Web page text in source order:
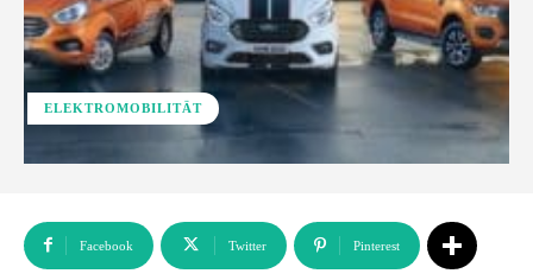
ELEKTROMOBILITÄT
Facebook Twitter Pinterest